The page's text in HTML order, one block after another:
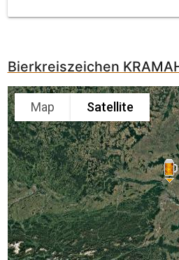
Bierkreiszeichen
Map Satellite